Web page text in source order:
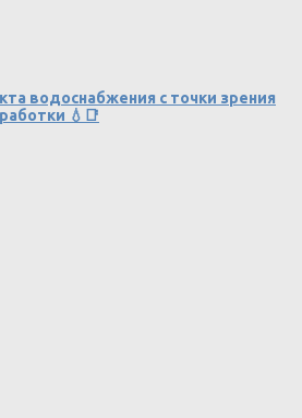
водоснабжения с точки зрения
💧📑